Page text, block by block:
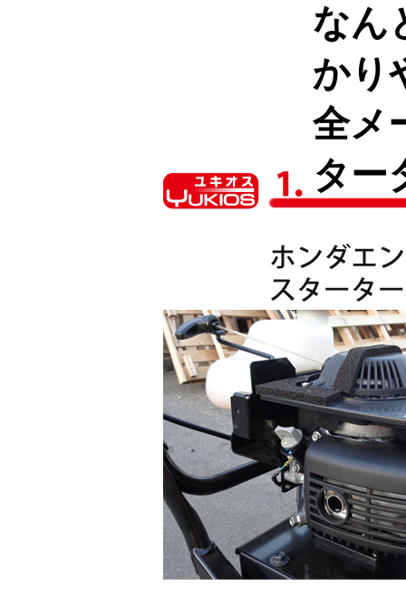
なん
かり
全メ
ター